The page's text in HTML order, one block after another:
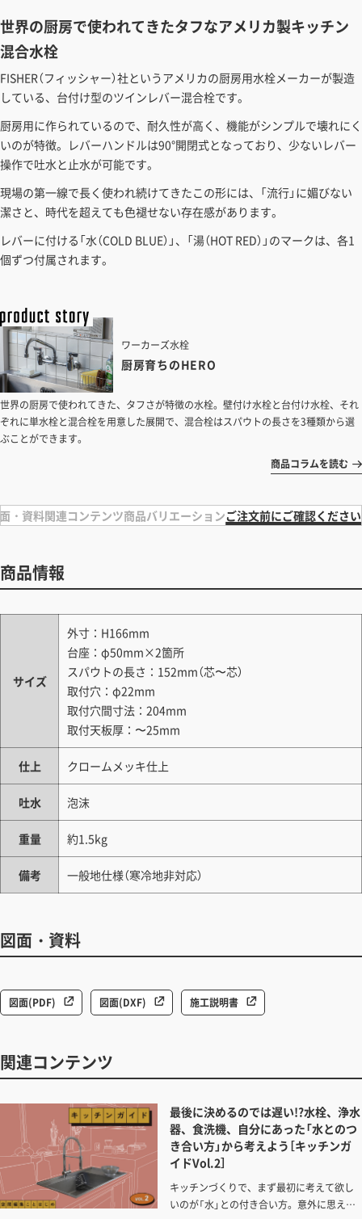
「請求書払い」の詳細はこちら
カートでのお見積り機能
「この商品を選ぶ」からご希望の商品をカートに入れていただき、お届
け先種別・都道府県を選択すると、送料を含んだ合計金額を確認する
見積もりガイドはこちら
世界の厨房で使われてきたタフなアメリカ製キッチン
混合水栓
FISHER（フィッシャー）社というアメリカの厨房用水栓メーカーが製造
している、台付け型のツインレバー混合栓です。
厨房用に作られているので、耐久性が高く、機能がシンプルで壊れにく
いのが特徴。レバーハンドルは90°開閉式となっており、少ないレバー
操作で吐水と止水が可能です。
現場の第一線で長く使われ続けてきたこの形には、「流行」に媚びない
潔さと、時代を超えても色褪せない存在感があります。
レバーに付ける「水（COLD BLUE）」、「湯（HOT RED）」のマークは、各1
個ずつ付属されます。
ワーカーズ水栓
厨房育ちのHERO
世界の厨房で使われてきた、タフさが特徴の水栓。壁付け水栓と台付け水栓、それ
ぞれに単水栓と混合栓を用意した展開で、混合栓はスパウトの長さを3種類から選
ぶことができます。
商品コラムを読む
・資料関連コンテンツ商品バリエーションご注文前にご確認ください
商品情報
サイズ
外寸：H166mm
台座：φ50mm×2箇所
スパウトの長さ：152mm（芯〜芯）
取付穴：φ22mm
取付穴間寸法：204mm
取付天板厚：〜25mm
仕上 クロームメッキ仕上
吐水 泡沫
重量 約1.5kg
備考 一般地仕様（寒冷地非対応）
図面・資料
図面(PDF) 図面(DXF) 施工説明書
関連コンテンツ
最後に決めるのでは遅い!?水栓、浄水
器、食洗機、自分にあった「水とのつ
き合い方」から考えよう［キッチンガ
イドVol.2］
キッチンづくりで、まず最初に考えて欲し
いのが「水」との付き合い方。意外に思える